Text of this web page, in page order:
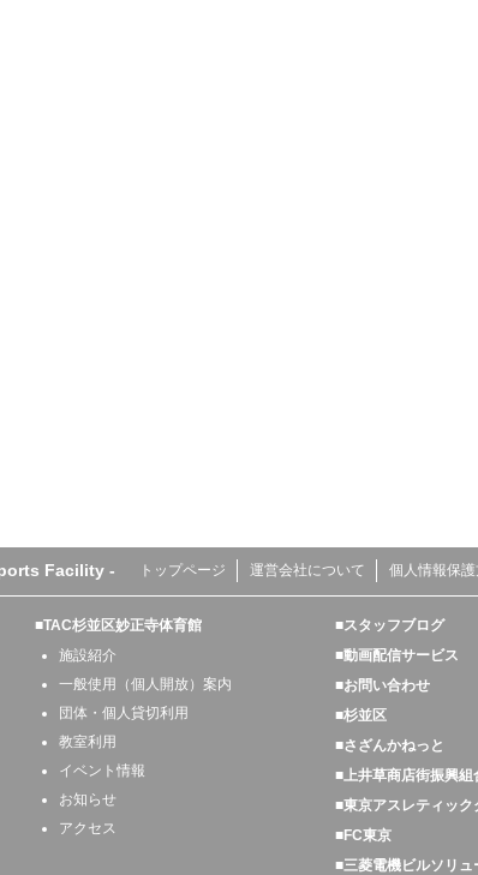
Facility - トップページ 運営会社について 個人情報保
■TAC杉並区妙正寺体育館
施設紹介
一般使用（個人開放）案内
団体・個人貸切利用
教室利用
イベント情報
お知らせ
アクセス
■スタッフブログ
■動画配信サービス
■お問い合わせ
■杉並区
■さざんかねっと
■上井草商店街振興組
■東京アスレティック
■FC東京
■三菱電機ビルソリュ